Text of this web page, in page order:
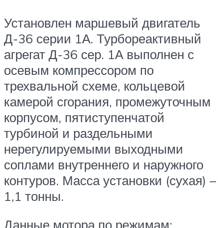
Установлен маршевый двигатель
Д-36 серии 1А. Турбореактивный
агрегат Д-36 сер. 1А выполнен с
осевым компрессором по
трехвальной схеме, кольцевой
камерой сгорания, промежуточным
корпусом, пятиступенчатой
турбиной и раздельными
нерегулируемыми выходными
соплами внутреннего и наружного
контуров. Масса установки (сухая) –
1,1 тонны.
Данные мотора по режимам: